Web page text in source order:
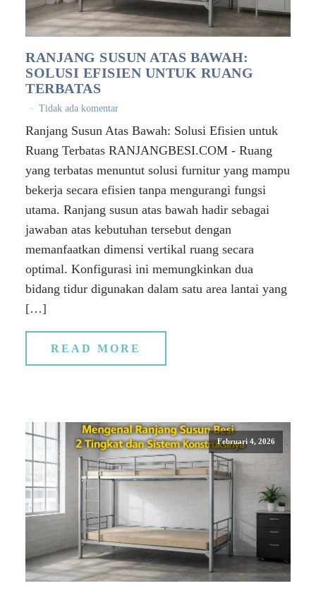
RANJANG SUSUN ATAS BAWAH:
SOLUSI EFISIEN UNTUK RUANG
TERBATAS
Tidak ada komentar
Ranjang Susun Atas Bawah: Solusi Efisien untuk
Ruang Terbatas RANJANGBESI.COM - Ruang
yang terbatas menuntut solusi furnitur yang mampu
bekerja secara efisien tanpa mengurangi fungsi
utama. Ranjang susun atas bawah hadir sebagai
jawaban atas kebutuhan tersebut dengan
memanfaatkan dimensi vertikal ruang secara
optimal. Konfigurasi ini memungkinkan dua
bidang tidur digunakan dalam satu area lantai yang
[…]
READ MORE
Februari 4, 2026